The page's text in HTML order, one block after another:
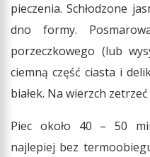
pieczenia. Schłodzone
dno formy.
porzeczkowego (lub
ciemną część ciasta i
białek. Na wierzch
Piec około 40 – 50
najlepiej bez